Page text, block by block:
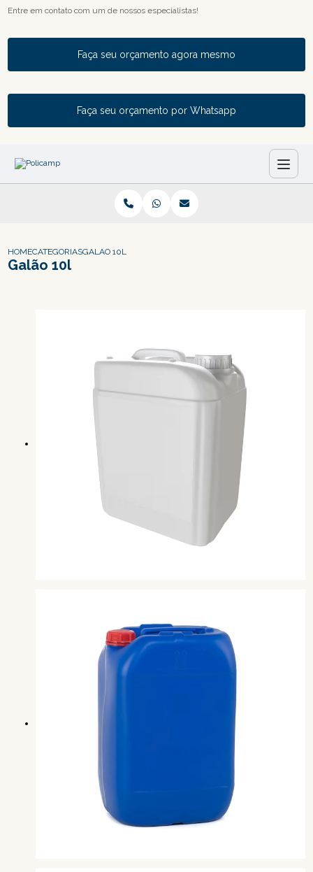
Entre em contato com um de nossos especialistas!
Faça seu orçamento agora mesmo
Faça seu orçamento por Whatsapp
HOMECATEGORIASGALAO 10L
Galão 10l